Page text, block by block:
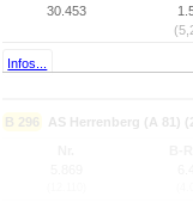
30.453
Infos...
B 296 AS Herrenberg (A 81)